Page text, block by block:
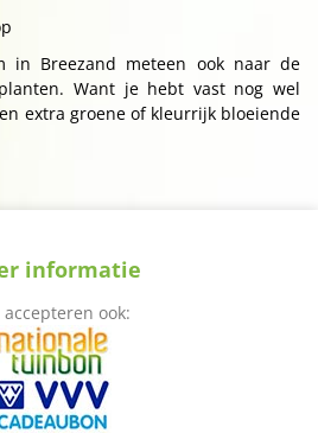
in Breezand meteen ook naar de
Want je hebt vast nog wel
extra groene of kleurrijk bloeiende
informatie
accepteren ook: